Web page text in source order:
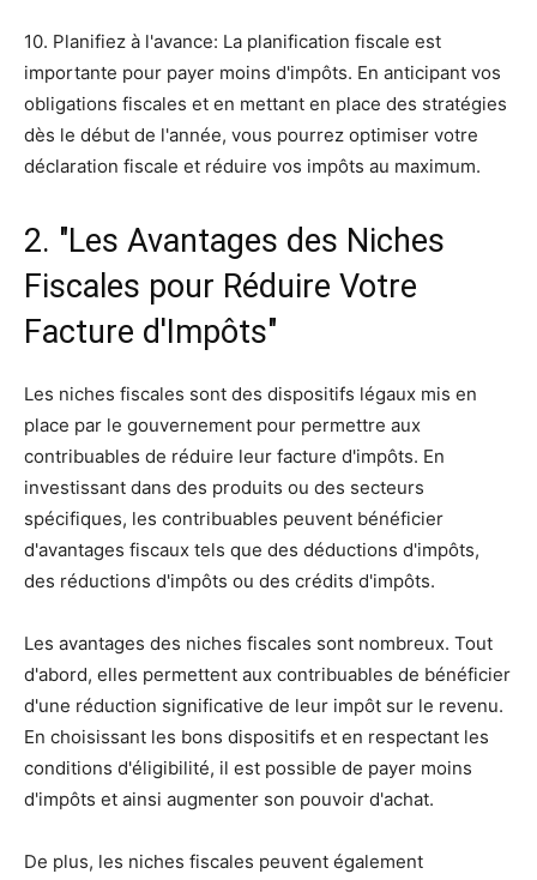
10. Planifiez à l'avance: La planification fiscale est
importante pour payer moins d'impôts. En anticipant vos
obligations fiscales et en mettant en place des stratégies
dès le début de l'année, vous pourrez optimiser votre
déclaration fiscale et réduire vos impôts au maximum.
2. "Les Avantages des Niches
Fiscales pour Réduire Votre
Facture d'Impôts"
Les niches fiscales sont des dispositifs légaux mis en
place par le gouvernement pour permettre aux
contribuables de réduire leur facture d'impôts. En
investissant dans des produits ou des secteurs
spécifiques, les contribuables peuvent bénéficier
d'avantages fiscaux tels que des déductions d'impôts,
des réductions d'impôts ou des crédits d'impôts.
Les avantages des niches fiscales sont nombreux. Tout
d'abord, elles permettent aux contribuables de bénéficier
d'une réduction significative de leur impôt sur le revenu.
En choisissant les bons dispositifs et en respectant les
conditions d'éligibilité, il est possible de payer moins
d'impôts et ainsi augmenter son pouvoir d'achat.
De plus, les niches fiscales peuvent également